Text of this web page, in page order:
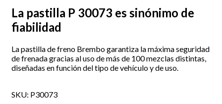
La pastilla P 30073 es sinónimo de
fiabilidad
La pastilla de freno Brembo garantiza la máxima seguridad
de frenada gracias al uso de más de 100 mezclas distintas,
diseñadas en función del tipo de vehículo y de uso.
SKU: P30073